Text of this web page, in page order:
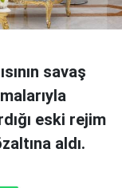
savaş
eski rejim
aldı.